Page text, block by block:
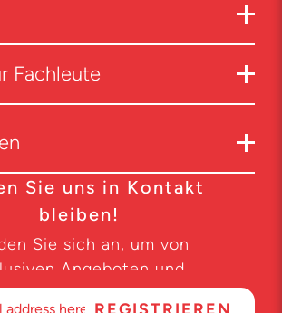
Fachleute
Sie uns in Kontakt
bleiben!
Sie sich an, um von
Angeboten und
zu erfahren.